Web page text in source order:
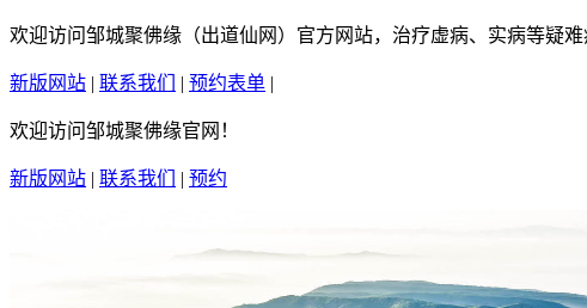
欢迎访问邹城聚佛缘（出道仙网）官方网站，治疗虚病、实病等疑
新版网站 | 联系我们 | 预约表单 |
欢迎访问邹城聚佛缘官网！
新版网站 | 联系我们 | 预约